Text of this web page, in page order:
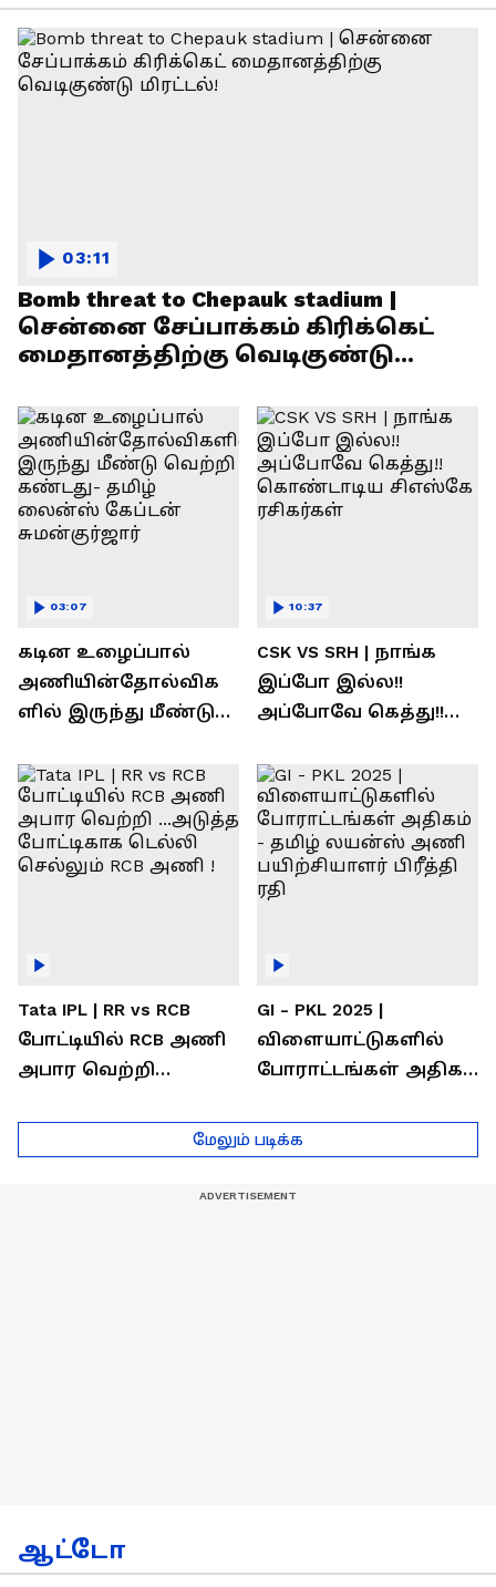
Bomb threat to Chepauk stadium |
சென்னை சேப்பாக்கம் கிரிக்கெட்
மைதானத்திற்கு வெடிகுண்டு
03:11
கடின உழைப்பால்
அணியின்தோல்விக
ளில் இருந்து மீண்டு
தமிழ் லைன்ஸ்
கேப்டன் சுமன்குர்ஜார்
03:07
CSK VS SRH | நாங்க
இப்போ இல்ல!!
அப்போவே கெத்து!!
சிஎஸ்கே ரசிகர்கள்
10:37
Tata IPL | RR vs RCB
போட்டியில் RCB அணி
அபார வெற்றி
டெல்லி செல்லும் RCB
அணி !
GI - PKL 2025 |
விளையாட்டுகளில்
போராட்டங்கள் அதிகம்
பயிற்சியாளர் பிரீத்தி
ரதி
மேலும் படிக்க
ஆட்டோ